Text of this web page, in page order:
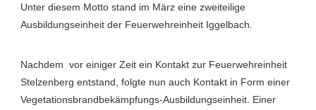
Unter diesem Motto stand im März eine zweiteilige
Ausbildungseinheit der Feuerwehreinheit Iggelbach.
Nachdem vor einiger Zeit ein Kontakt zur Feuerwehreinheit
Stelzenberg entstand, folgte nun auch Kontakt in Form einer
Vegetationsbrandbekämpfungs-Ausbildungseinheit. Einer